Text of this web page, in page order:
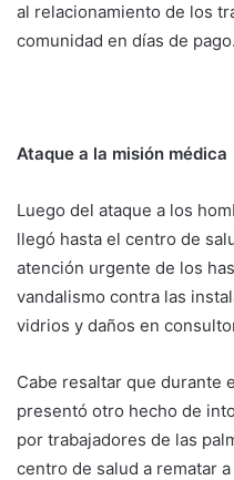
al relacionamiento de los
comunidad en días de pago.
Ataque a la misión médica
Luego del ataque a los
llegó hasta el centro de
atención urgente de los
vandalismo contra las
vidrios y daños en
Cabe resaltar que durante
presentó otro hecho de
por trabajadores de las
centro de salud a rematar